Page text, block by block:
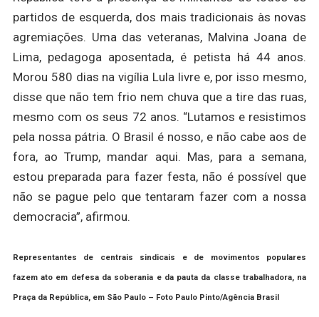
partidos de esquerda, dos mais tradicionais às novas
agremiações. Uma das veteranas, Malvina Joana de
Lima, pedagoga aposentada, é petista há 44 anos.
Morou 580 dias na vigília Lula livre e, por isso mesmo,
disse que não tem frio nem chuva que a tire das ruas,
mesmo com os seus 72 anos. “Lutamos e resistimos
pela nossa pátria. O Brasil é nosso, e não cabe aos de
fora, ao Trump, mandar aqui. Mas, para a semana,
estou preparada para fazer festa, não é possível que
não se pague pelo que tentaram fazer com a nossa
democracia”, afirmou.
Representantes de centrais sindicais e de movimentos populares
fazem ato em defesa da soberania e da pauta da classe trabalhadora, na
Praça da República, em São Paulo – Foto Paulo Pinto/Agência Brasil